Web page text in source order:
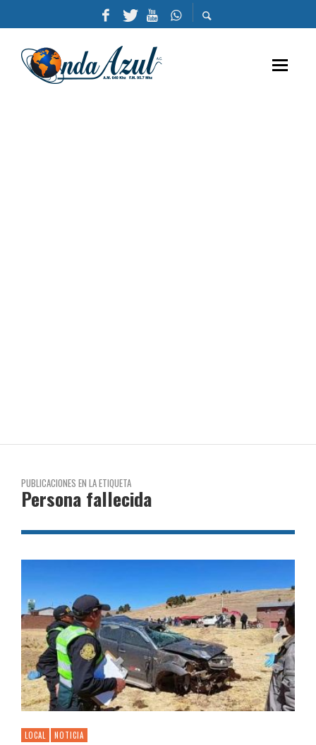
PUBLICACIONES EN LA ETIQUETA
Persona fallecida
LOCAL NOTICIA